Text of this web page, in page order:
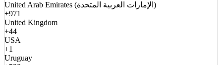
United Arab Emirates (الإمارات العربية المتحدة)
+971
United Kingdom
+44
USA
+1
Uruguay